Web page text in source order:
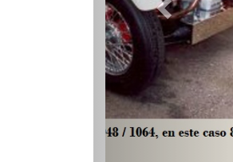
Curiosidades
En enero de 2002 y
comercio como el
El chasis de este
David Wiles, afirmó
otro por nosotros en
comokit.
Todos los MG3